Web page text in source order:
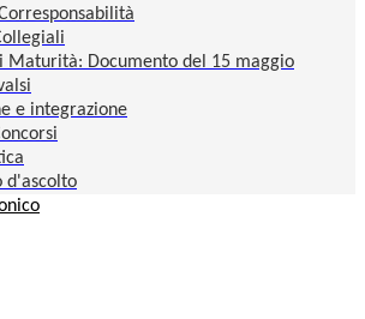
Maturità: Documento del 15 maggio
e integrazione
d'ascolto